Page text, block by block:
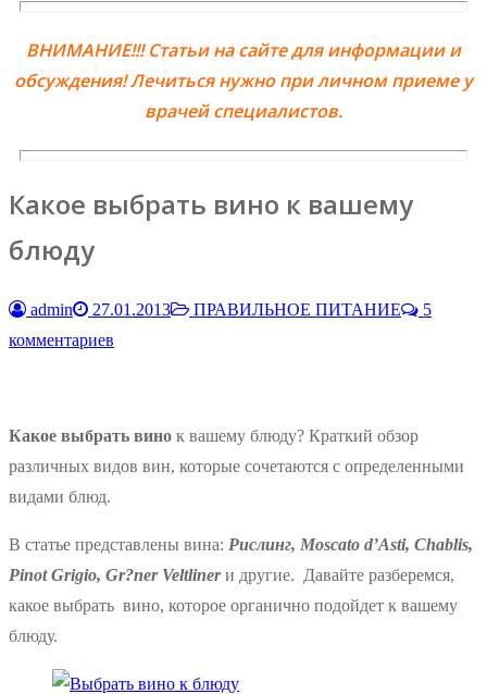
ВНИМАНИЕ!!! Статьи на сайте для информации и
обсуждения! Лечиться нужно при личном приеме у
врачей специалистов.
Какое выбрать вино к вашему
блюду
admin 27.01.2013 ПРАВИЛЬНОЕ ПИТАНИЕ
5
комментариев
Какое выбрать вино к вашему блюду? Краткий обзор
различных видов вин, которые сочетаются с определенными
видами блюд.
В статье представлены вина: Рислинг, Moscato d’Asti, Chablis,
Pinot Grigio, Gr?ner Veltlinerи другие. Давайте разберемся,
какое выбрать вино, которое органично подойдет к вашему
блюду.